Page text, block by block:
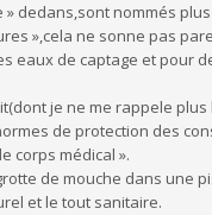
dedans,sont nommés
»,cela ne sonne pas
eaux de captage et pour
je ne me rappele
de protection des
corps médical ».
de mouche dans une
et le tout sanitaire.